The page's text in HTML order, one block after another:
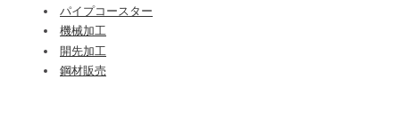
パイプコースター
機械加工
開先加工
鋼材販売